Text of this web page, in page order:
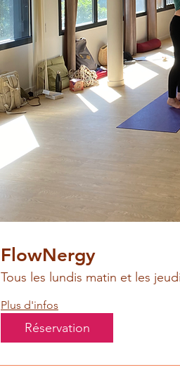
FlowNergy
Tous les lundis matin et les
Plus d'infos
Réservation